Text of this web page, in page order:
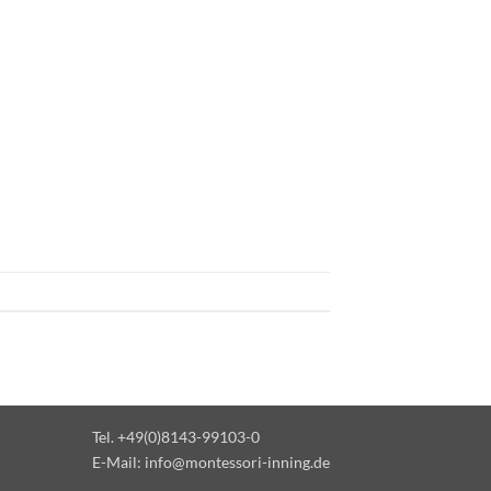
Tel. +49(0)8143-99103-0
E-Mail: info@montessori-inning.de